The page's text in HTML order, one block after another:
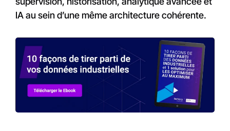
IA au sein d’une même architecture cohérente.